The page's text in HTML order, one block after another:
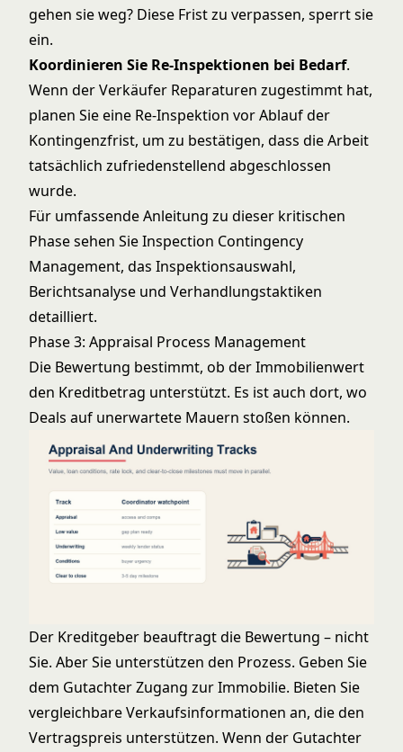
gehen sie weg? Diese Frist zu verpassen, sperrt sie
ein.
Koordinieren Sie Re-Inspektionen bei Bedarf.
Wenn der Verkäufer Reparaturen zugestimmt hat,
planen Sie eine Re-Inspektion vor Ablauf der
Kontingenzfrist, um zu bestätigen, dass die Arbeit
tatsächlich zufriedenstellend abgeschlossen
wurde.
Für umfassende Anleitung zu dieser kritischen
Phase sehen SieInspection Contingency
Management, das Inspektionsauswahl,
Berichtsanalyse und Verhandlungstaktiken
detailliert.
Phase 3: Appraisal Process Management
Die Bewertung bestimmt, ob der Immobilienwert
den Kreditbetrag unterstützt. Es ist auch dort, wo
Deals auf unerwartete Mauern stoßen können.
Der Kreditgeber beauftragt die Bewertung – nicht
Sie. Aber Sie unterstützen den Prozess. Geben Sie
dem Gutachter Zugang zur Immobilie. Bieten Sie
vergleichbare Verkaufsinformationen an, die den
Vertragspreis unterstützen. Wenn der Gutachter